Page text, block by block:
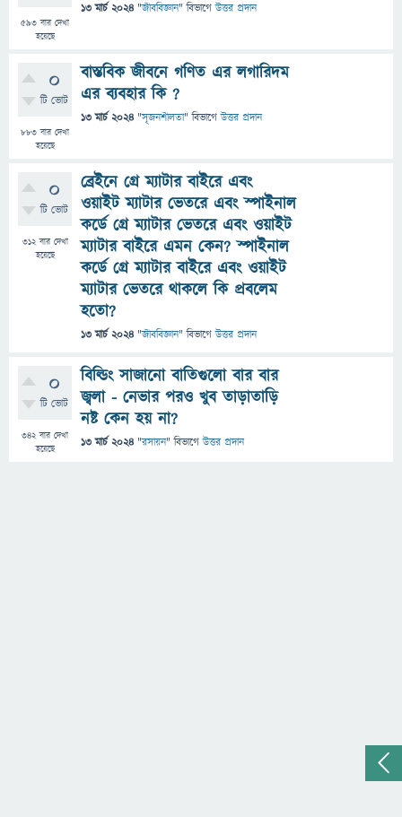
593 বার দেখা
হয়েছে
13 মার্চ 2024 "জীববিজ্ঞান" বিভাগে উত্তর প্রদান
0
টি ভোট
883 বার দেখা
হয়েছে
বাস্তবিক জীবনে গণিত এর লগারিদম
এর ব্যবহার কি ?
13 মার্চ 2024 "সৃজনশীলতা" বিভাগে উত্তর প্রদান
0
টি ভোট
312বার দেখা
হয়েছে
ব্রেইনে গ্রে ম্যাটার বাইরে এবং
ওয়াইট ম্যাটার ভেতরে এবং স্পাইনাল
কর্ডে গ্রে ম্যাটার ভেতরে এবং ওয়াইট
ম্যাটার বাইরে এমন কেন? স্পাইনাল
কর্ডে গ্রে ম্যাটার বাইরে এবং ওয়াইট
ম্যাটার ভেতরে থাকলে কি প্রবলেম
হতো?
13 মার্চ 2024 "জীববিজ্ঞান" বিভাগে উত্তর প্রদান
0
টি ভোট
342বার দেখা
হয়েছে
বিল্ডিং সাজানো বাতিগুলো বার বার
জ্বলা - নেভার পরও খুব তাড়াতাড়ি
নষ্ট কেন হয় না?
13 মার্চ 2024 "রসায়ন" বিভাগে উত্তর প্রদান